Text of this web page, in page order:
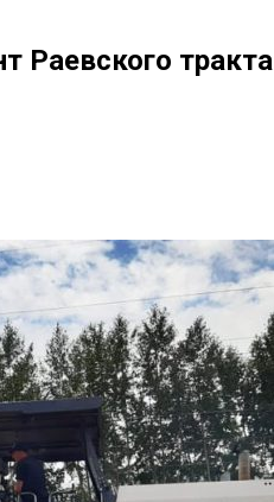
Раевского тракта